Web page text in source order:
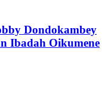
Dondokambey
Ibadah Oikumene